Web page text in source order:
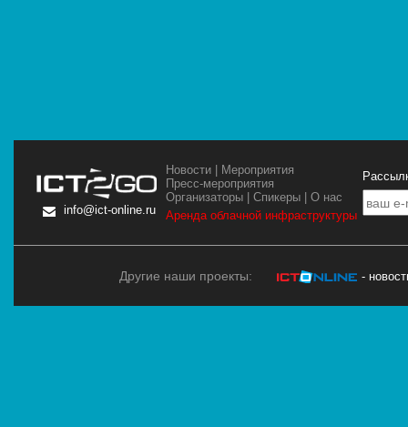
info@ict-online.ru
Новости
Мероприятия
Пресс-мероприятия
Организаторы |Спикеры |О нас
Аренда облачной инфраструктуры
Другие наши проекты: -